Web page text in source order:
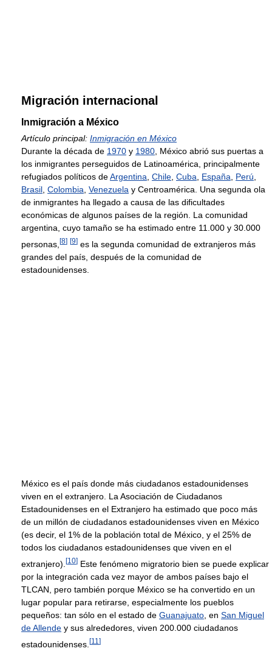
Migración internacional
Inmigración a México
Artículo principal: Inmigración en México
Durante la década de 1970 y 1980, México abrió sus puertas a
los inmigrantes perseguidos de Latinoamérica, principalmente
refugiados políticos deArgentina, Chile, Cuba, España, Perú,
Brasil, Colombia, Venezuela y Centroamérica. Una segunda ola
de inmigrantes ha llegado a causa de las dificultades
económicas de algunos países de la región. La comunidad
argentina, cuyo tamaño se ha estimado entre 11.000 y 30.000
personas, [8] [9] es la segunda comunidad de extranjeros más
grandes del país, después de la comunidad de
estadounidenses.
México es el país donde más ciudadanos estadounidenses
viven en el extranjero. La Asociación de Ciudadanos
Estadounidenses en el Extranjero ha estimado que poco más
de un millón de ciudadanos estadounidenses viven en México
(es decir, el 1% de la población total de México, y el 25% de
todos los ciudadanos estadounidenses que viven en el
extranjero). [10] Este fenómeno migratorio bien se puede explicar
por la integración cada vez mayor de ambos países bajo el
TLCAN, pero también porque México se ha convertido en un
lugar popular para retirarse, especialmente los pueblos
pequeños: tan sólo en el estado de Guanajuato , en San Miguel
de Allende y sus alrededores, viven 200.000 ciudadanos
estadounidenses. [11 ]